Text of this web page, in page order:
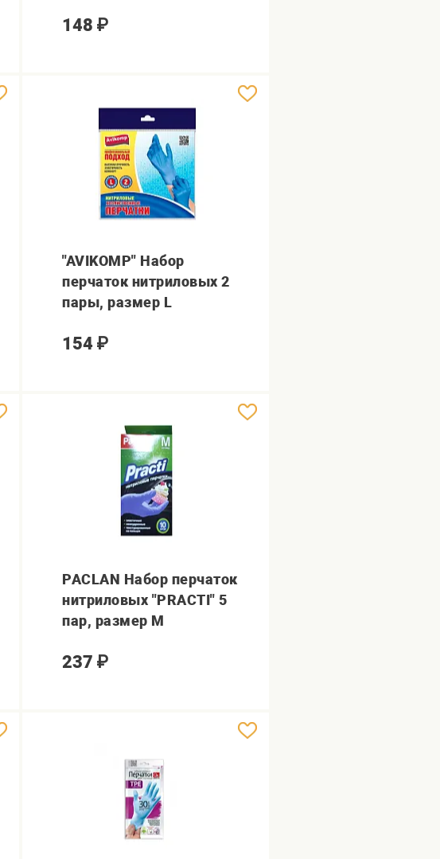
148 ₽
"AVIKOMP" Набор
перчаток нитриловых 2
пары, размер L
154 ₽
PACLAN Набор перчаток
нитриловых "PRACTI" 5
пар, размер М
237 ₽